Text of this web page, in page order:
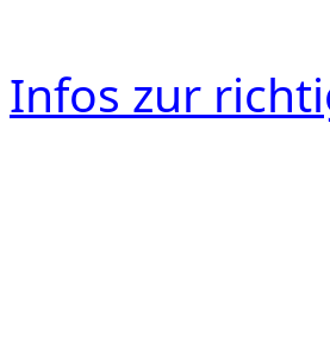
Infos zur